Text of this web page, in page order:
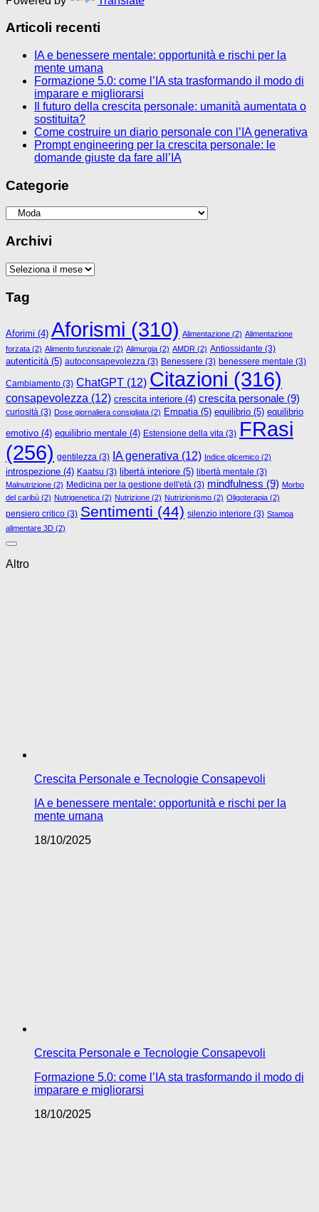
Articoli recenti
IA e benessere mentale: opportunità e rischi per la
mente umana
Formazione 5.0: come l’IA sta trasformando il modo di
imparare e migliorarsi
Il futuro della crescita personale: umanità aumentata o
sostituita?
Come costruire un diario personale con l’IA generativa
Prompt engineering per la crescita personale: le
domande giuste da fare all’IA
Categorie
Categorie
Archivi
Archivi
Tag
Aforimi (4) Aforismi (310) Alimentazione (2) Alimentazione
forzata (2) Alimento funzionale (2) Alimurgia (2) AMDR (2) Antiossidante (3)
autenticità(5) autoconsapevolezza (3) Benessere (3) benessere mentale (3)
Cambiamento (3) ChatGPT (12) Citazioni (316)
consapevolezza (12) crescita interiore (4) crescita personale (9)
curiosità (3) Dose giornaliera consigliata (2) Empatia(5) equilibrio (5) equilibrio
emotivo (4) equilibrio mentale (4) Estensione della vita (3) FRasi
(256) gentilezza (3) IA generativa (12) Indice glicemico (2)
introspezione (4) Kaatsu (3) libertà interiore (5) libertà mentale (3)
Malnutrizione (2) Medicina per la gestione dell'età (3) mindfulness (9) Morbo
del caribù (2) Nutrigenetica (2) Nutrizione (2) Nutrizionismo (2) Oligoterapia (2)
pensiero critico (3) Sentimenti (44) silenzio interiore (3) Stampa
alimentare 3D (2)
Altro
Crescita Personale e Tecnologie Consapevoli
IA e benessere mentale: opportunità e rischi per la
mente umana
18/10/2025
Crescita Personale e Tecnologie Consapevoli
Formazione 5.0: come l’IA sta trasformando il modo di
imparare e migliorarsi
18/10/2025